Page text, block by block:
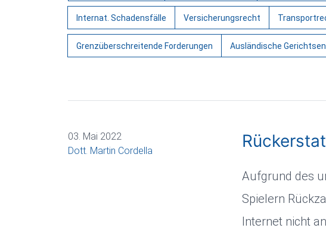
Internat. Schadensfälle Versicherungsrecht
Grenzüberschreitende Forderungen Ausländische
Aufgrund des
Spielern
Internet nicht
03. Mai 2022
Dott. Martin Cordella